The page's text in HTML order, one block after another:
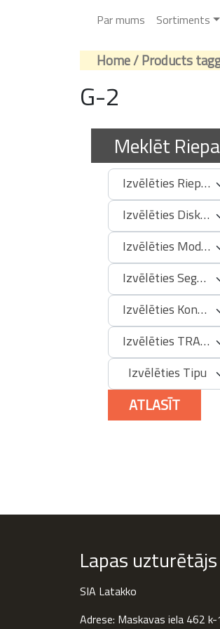
Par mums Sortiments
Home/ Products
G-2
Meklēt
Izvēlēties Riepas Izmēru
Izvēlēties Diska Izmēru
Izvēlēties Modeli
Izvēlēties Segmentu
Izvēlēties Konstrukciju
Izvēlēties TRA kodu
Izvēlēties Tipu
ATLASĪT
Lapas uzturētājs
SIA Latakko
Adrese: Maskavas iela 462